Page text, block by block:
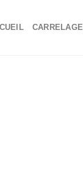
CARRELAGE